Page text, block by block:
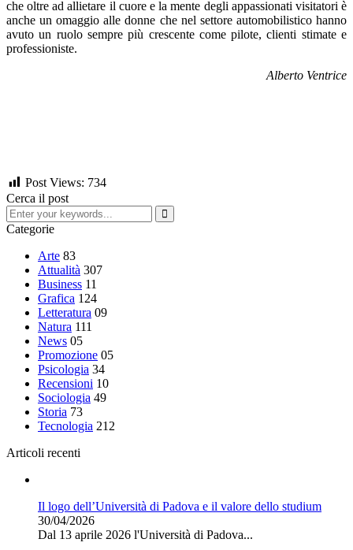
che oltre ad allietare il cuore e la mente degli appassionati visitatori è
anche un omaggio alle donne che nel settore automobilistico hanno
avuto un ruolo sempre più crescente come pilote, clienti stimate e
professioniste.
Alberto Ventrice
Post Views: 734
Cerca il post
Categorie
Arte 83
Attualità 307
Business 11
Grafica 124
Letteratura 09
Natura 111
News 05
Promozione 05
Psicologia 34
Recensioni 10
Sociologia 49
Storia 73
Tecnologia 212
Articoli recenti
Il logo dell’Università di Padova e il valore dello studium
30/04/2026
Dal 13 aprile 2026 l'Università di Padova...